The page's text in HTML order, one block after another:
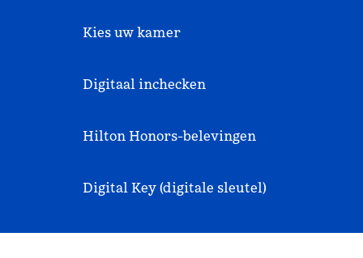
Kies uw kamer
Digitaal inchecken
Hilton Honors-belevingen
Digital Key (digitale sleutel)